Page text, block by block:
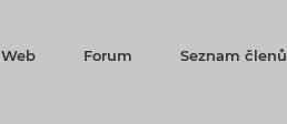
Web Forum Seznam členů